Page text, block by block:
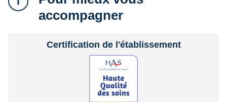
accompagner
Certification de l'établissement